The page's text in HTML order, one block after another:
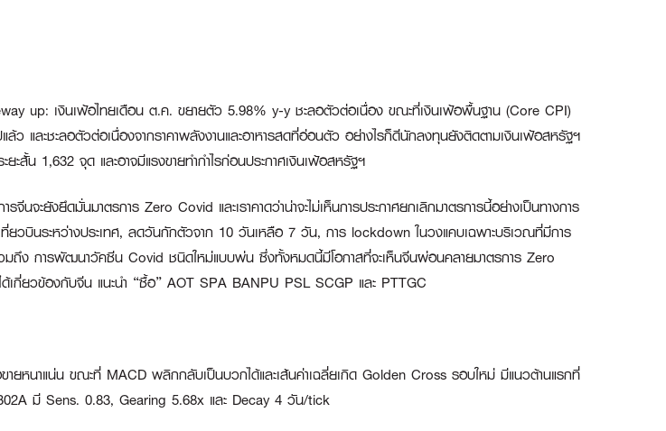
up: เงินเฟ้อไทยเดือน ต.ค. ขยายตัว 5.98% y-y ชะลอตัวต่อเนื่อง ขณะที่เงินเฟ้อพื้นฐาน (Core CPI)
และชะลอตัวต่อเนื่องจากราคาพลังงานและอาหารสดที่อ่อนตัว อย่างไรก็ดีนักลงทุนยังติดตามเงินเฟ้อสหรัฐฯ
น 1,632 จุด และอาจมีแรงขายทำกำไรก่อนประกาศเงินเฟ้อสหรัฐฯ
ารจีนจะยังยึดมั่นมาตรการ Zero Covid และเราคาดว่าน่าจะไม่เห็นการประกาศยกเลิกมาตรการนี้อย่างเป็นทางการ
ยวบินระหว่างประเทศ, ลดวันกักตัวจาก 10 วันเหลือ 7 วัน, การ lockdown ในวงแคบเฉพาะบริเวณที่มีการ
ถึง การพัฒนาวัคซีน Covid ชนิดใหม่แบบพ่น ซึ่งทั้งหมดนี้มีโอกาสที่จะเห็นจีนผ่อนคลายมาตรการ Zero
กี่ยวข้องกับจีน แนะนำ “ซื้อ” AOT SPA BANPU PSL SCGP และ PTTGC
ยหนาแน่น ขณะที่ MACD พลิกกลับเป็นบวกได้และเส้นค่าเฉลี่ยเกิด Golden Cross รอบใหม่ มีแนวต้านแรกที่
มี Sens. 0.83, Gearing 5.68x และ Decay 4 วัน/tick